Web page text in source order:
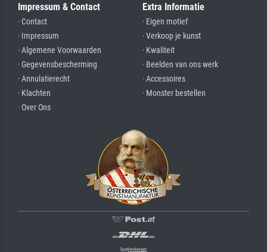
Impressum & Contact
· Contact
· Impressum
· Algemene Voorwaarden
· Gegevensbescherming
· Annulatierecht
· Klachten
· Over Ons
Extra Informatie
· Eigen motief
· Verkoop je kunst
· Kwaliteit
· Beelden van ons werk
· Accessoires
· Monster bestellen